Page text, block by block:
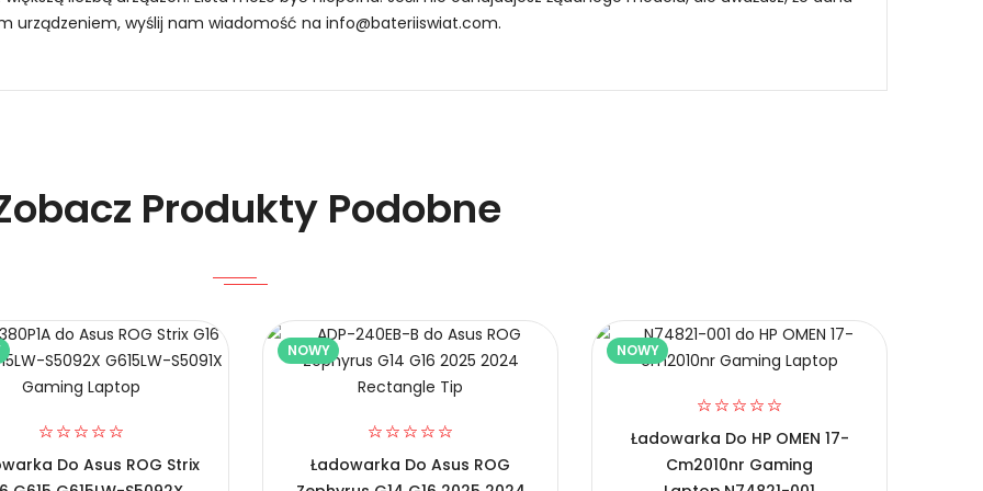
urządzeniem, wyślij nam wiadomość na info@bateriiswiat.com.
Produkty Podobne
Do Asus ROG Strix
NOWY
Ładowarka Do Asus ROG
NOWY
Ładowarka Do HP OMEN 17-
Cm2010nr Gaming